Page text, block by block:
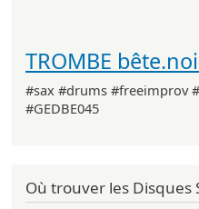
TROMBE
#sax #drums #freeimprov
#GEDBE045
Où trouver les Disques